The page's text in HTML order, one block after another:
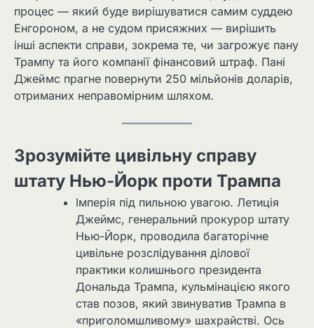
процес — який буде вирішуватися самим суддею
Енгороном, а не судом присяжних — вирішить
інші аспекти справи, зокрема те, чи загрожує пану
Трампу та його компанії фінансовий штраф. Пані
Джеймс прагне повернути 250 мільйонів доларів,
отриманих неправомірним шляхом.
Зрозумійте цивільну справу
штату Нью-Йорк проти Трампа
Імперія під пильною увагою. Летиція
Джеймс, генеральний прокурор штату
Нью-Йорк, проводила багаторічне
цивільне розслідування ділової
практики колишнього президента
Дональда Трампа, кульмінацією якого
став позов, який звинуватив Трампа в
«приголомшливому» шахрайстві. Ось